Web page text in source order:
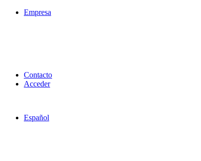
Empresa
Contacto
Acceder
Español